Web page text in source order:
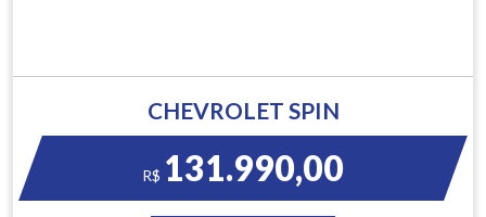
CHEVROLET SPIN
R$ 131.990,00